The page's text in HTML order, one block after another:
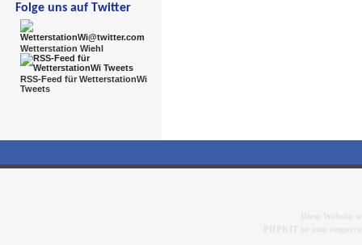
Folge uns auf Twitter
Wetterstation Wiehl
RSS-Feed für WetterstationWi
Tweets